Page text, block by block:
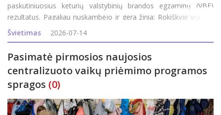
paskutiniuosius keturių valstybinių brandos egzaminų (VBE)
rezultatus. Pagaliau nuskambėjo ir gera žinia: Rokiškyje yra dar
trys šimtukai. Rokiškio rajono savivaldybės administracijos
Švietimo ir
Švietimas 2026-07-14
Pasimatė pirmosios naujosios
centralizuoto vaikų priėmimo programos
spragos (0)